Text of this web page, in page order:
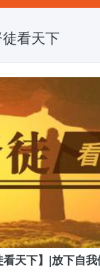
看天下
看天下】|放下自